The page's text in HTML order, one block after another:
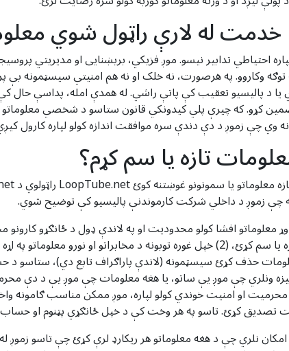
احتیاطي تدابیر نیسو. موږ فزیکي، بریښنایی او مدیریتي
وکاروو. په هرصورت، نه خلک او نه هم امنیتي سیسټمونه
د پالیسیو تعقیب کې پاتې راشي. له همدې امله، پداسې
کړو. که چیرې پلي کیدونکي قانون ستاسو د شخصي معلوماتو
چې زموږ د دې دندې سره موافقت اندازه کولو لپاره کارول
تازه یا سم کړم؟
چې زموږ د داخلي شرکت کارموندنې پالیسیو کې توضیح شوي.
افشا کولو محدودیت او په لاندې ډول د ځانګړو
حذف کړئ سیسټمونه (لاندې پاراګراف تابع دي)، ستاسو د
ونلري چې موږ یې ساتو، یا هغه معلومات چې موږ یې د دې
او امنیت خوندي کولو لپاره، موږ ممکن مناسب ګامونه
تصدیق کړئ. تاسو په هر وخت کې د خپل ځانګړي پټنوم او
نلري چې د هغه معلوماتو هر ریکارډ لرې کړئ چې تاسو